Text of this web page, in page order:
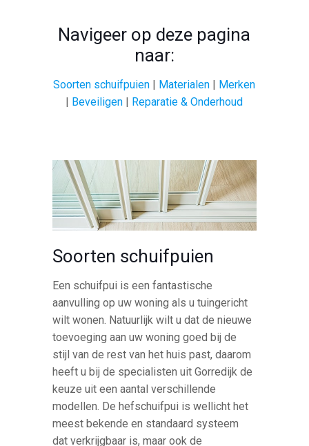
Navigeer op deze pagina
naar:
Soorten schuifpuien | Materialen | Merken
| Beveiligen | Reparatie & Onderhoud
Soorten schuifpuien
Een schuifpui is een fantastische
aanvulling op uw woning als u tuingericht
wilt wonen. Natuurlijk wilt u dat de nieuwe
toevoeging aan uw woning goed bij de
stijl van de rest van het huis past, daarom
heeft u bij de specialisten uit Gorredijk de
keuze uit een aantal verschillende
modellen. De hefschuifpui is wellicht het
meest bekende en standaard systeem
dat verkrijgbaar is, maar ook de